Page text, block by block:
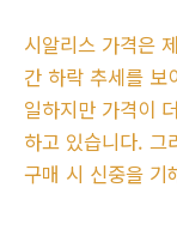
시알리스 가격은
간 하락 추세를 보
일하지만 가격이
하고 있습니다. 그
구매 시 신중을 기